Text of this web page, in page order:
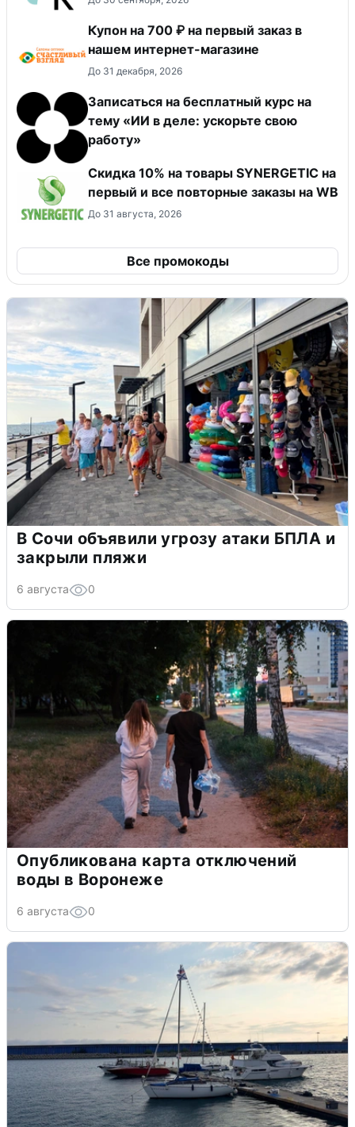
Купон на 700 ₽ на первый заказ в
нашем интернет-магазине
До 31 декабря, 2026
Записаться на бесплатный курс на
тему «ИИ в деле: ускорьте свою
работу»
Скидка 10% на товары SYNERGETIC на
первый и все повторные заказы на WB
До 31 августа, 2026
Все промокоды
В Сочи объявили угрозу атаки БПЛА и
закрыли пляжи
6 августа 0
Опубликована карта отключений
воды в Воронеже
6 августа 0